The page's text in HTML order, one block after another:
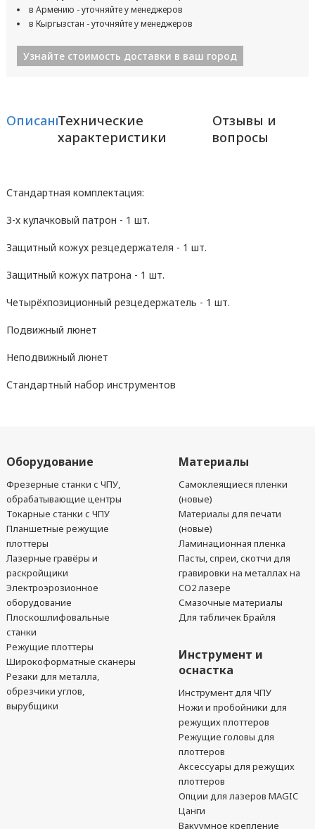
в Армению - уточняйте у менеджеров
в Кыргызстан - уточняйте у менеджеров
Узнайте стоимость доставки в ваш город
ОписаниеТехнические
характеристики
Отзывы и
вопросы
Стандартная комплектация:
3-х кулачковый патрон - 1 шт.
Защитный кожух резцедержателя - 1 шт.
Защитный кожух патрона - 1 шт.
Четырёхпозиционный резцедержатель - 1 шт.
Подвижный люнет
Неподвижный люнет
Стандартный набор инструментов
Оборудование
Фрезерные станки с ЧПУ,
обрабатывающие центры
Токарные станки с ЧПУ
Планшетные режущие
плоттеры
Лазерные гравёры и
раскройщики
Электроэрозионное
оборудование
Плоскошлифовальные
станки
Режущие плоттеры
Широкоформатные сканеры
Резаки для металла,
обрезчики углов,
вырубщики
Материалы
Самоклеящиеся пленки
(новые)
Материалы для печати
(новые)
Ламинационная пленка
Пасты, спреи, скотчи для
гравировки на металлах на
CO2 лазере
Смазочные материалы
Для табличек Брайля
Инструмент и
оснастка
Инструмент для ЧПУ
Ножи и пробойники для
режущих плоттеров
Режущие головы для
плоттеров
Аксессуары для режущих
плоттеров
Опции для лазеров MAGIC
Цанги
Вакуумное крепление